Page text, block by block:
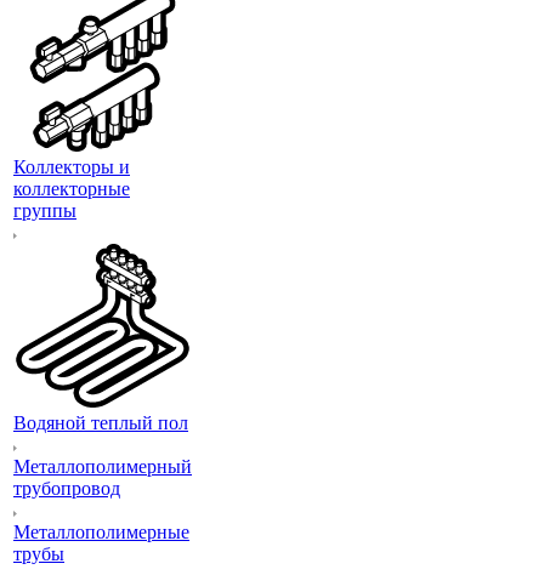
Коллекторы и
коллекторные
группы
Водяной теплый пол
Металлополимерный
трубопровод
Металлополимерные
трубы